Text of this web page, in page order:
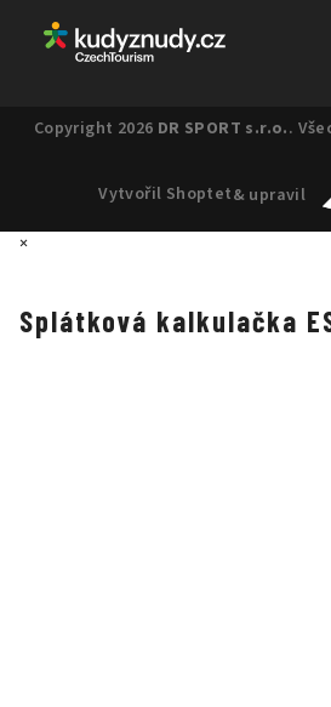
Copyright 2026 DR SPORT s.r.o..
Vytvořil Shoptet& upravil
×
Splátková kalkulačka